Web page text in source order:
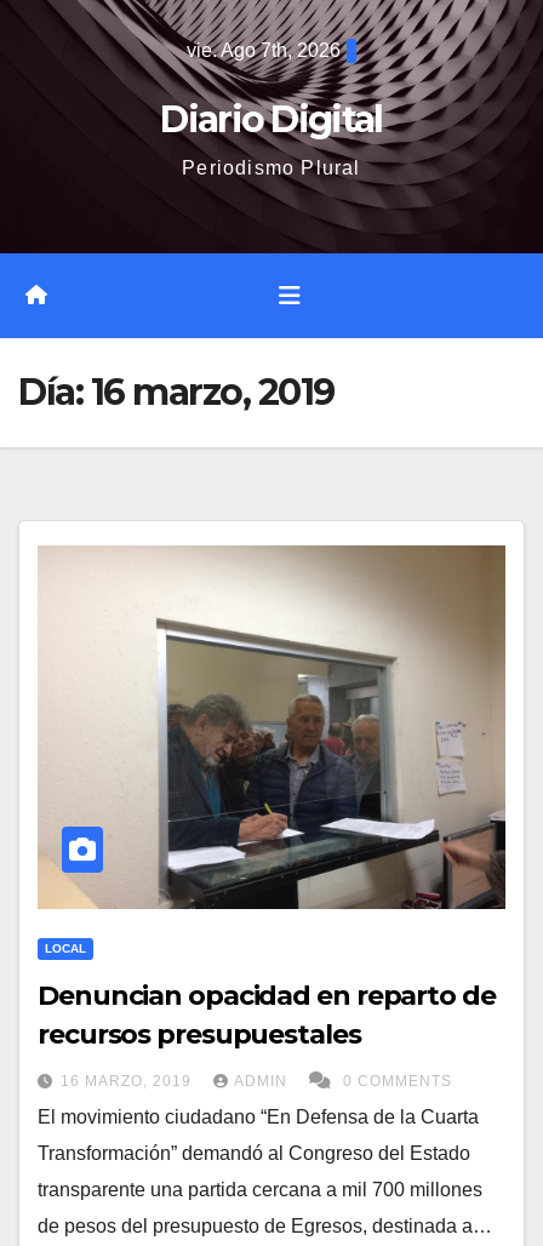
vie. Ago 7th, 2026
Diario Digital
Periodismo Plural
Día:16 marzo, 2019
LOCAL
Denuncian opacidad en reparto de
recursos presupuestales
16 MARZO, 2019 ADMIN 0 COMMENTS
El movimiento ciudadano “En Defensa de la Cuarta
Transformación” demandó al Congreso del Estado
transparente una partida cercana a mil 700 millones
de pesos del presupuesto de Egresos, destinada a…